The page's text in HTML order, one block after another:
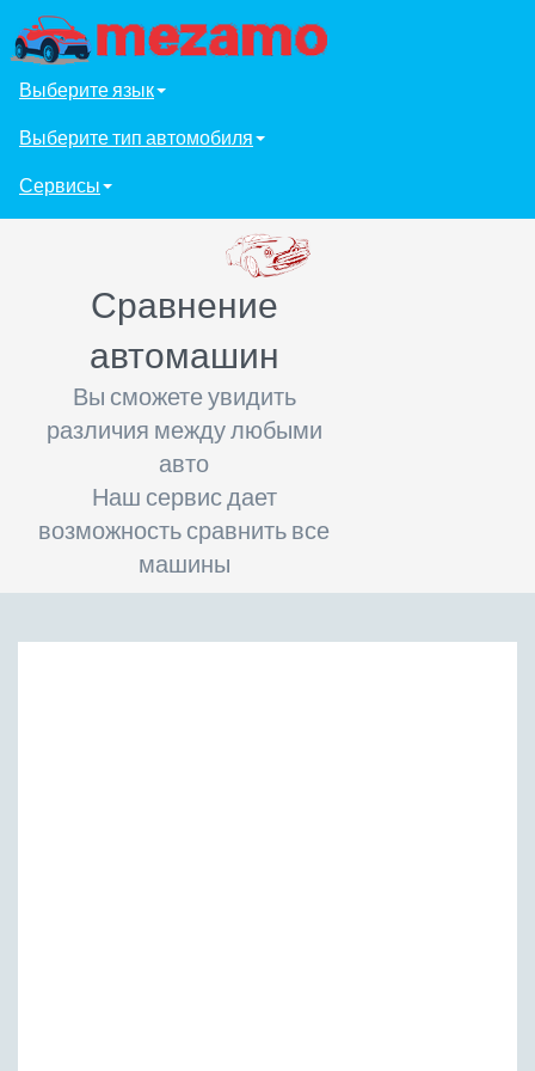
Выберите язык
Выберите тип автомобиля
Сервисы
Сравнение
автомашин
Вы сможете увидить
различия между любыми
авто
Наш сервис дает
возможность сравнить все
машины